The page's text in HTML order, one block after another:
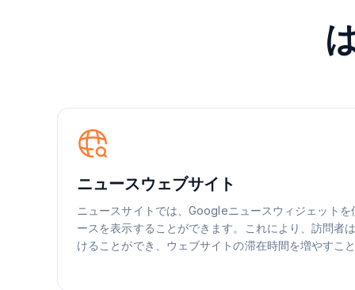
ニュースウェブサイト
ニュースサイトでは、Googleニュースウィジェット
ースを表示することができます。これにより、訪問者
けることができ、ウェブサイトの滞在時間を増やすこ